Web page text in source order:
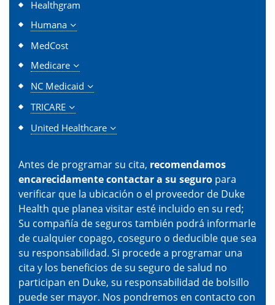
Healthgram
Humana
MedCost
Medicare
NC Medicaid
TRICARE
United Healthcare
Antes de programar su cita, recomendamos
encarecidamente contactar a su seguro para
verificar que la ubicación o el proveedor de Duke
Health que planea visitar esté incluido en su red;
Su compañía de seguros también podrá informarle
de cualquier copago, coseguro o deducible que sea
su responsabilidad. Si procede a programar una
cita y los beneficios de su seguro de salud no
participan en Duke, su responsabilidad de bolsillo
puede ser mayor. Nos pondremos en contacto con